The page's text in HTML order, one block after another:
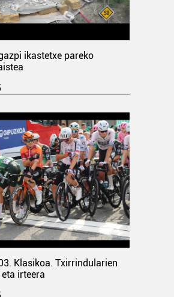
ikastetxe pareko
Klasikoa. Txirrindularien
irteera